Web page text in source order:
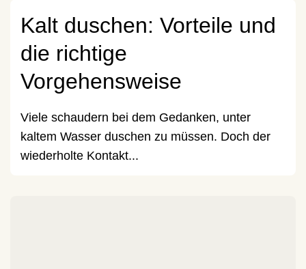
Kalt duschen: Vorteile und
die richtige
Vorgehensweise
Viele schaudern bei dem Gedanken, unter
kaltem Wasser duschen zu müssen. Doch der
wiederholte Kontakt...